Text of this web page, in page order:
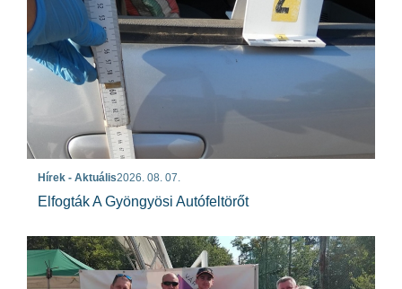
Hírek - Aktuális2026. 08. 07.
Elfogták A Gyöngyösi Autófeltörőt